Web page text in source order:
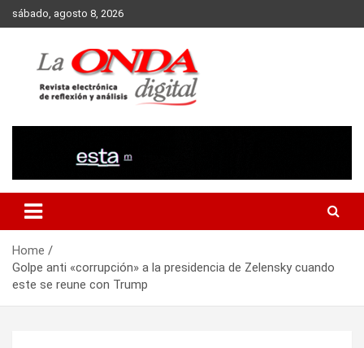
Skip
to
sábado, agosto 8, 2026
Home
Golpe anti «corrupción» a la presidencia de Zelensky cuando
este se reune con Trump